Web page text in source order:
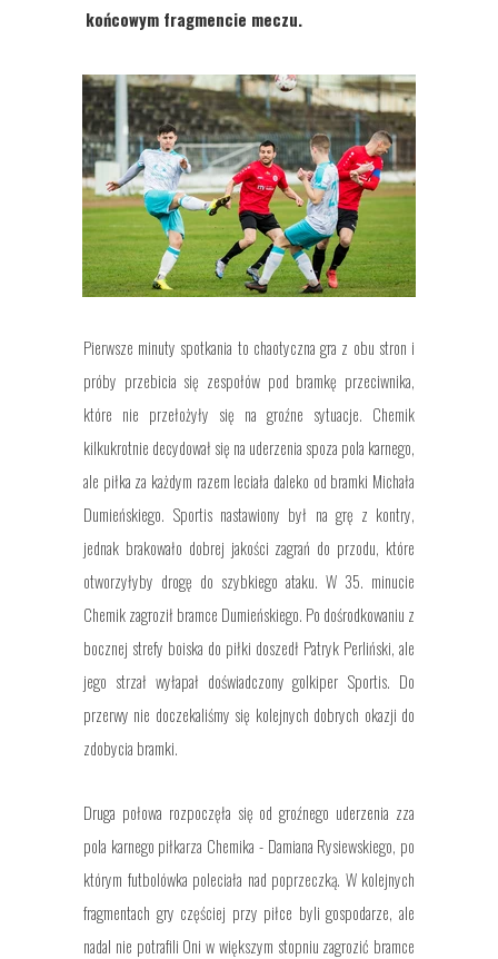
Pierwsze minuty spotkania to chaotyczna gra z obu stron i
próby przebicia się zespołów pod bramkę przeciwnika,
które nie przełożyły się na groźne sytuacje. Chemik
kilkukrotnie decydował się na uderzenia spoza pola karnego,
ale piłka za każdym razem leciała daleko od bramki Michała
Dumieńskiego. Sportis nastawiony był na grę z kontry,
jednak brakowało dobrej jakości zagrań do przodu, które
otworzyłyby drogę do szybkiego ataku. W 35. minucie
Chemik zagroził bramce Dumieńskiego. Po dośrodkowaniu z
bocznej strefy boiska do piłki doszedł Patryk Perliński, ale
jego strzał wyłapał doświadczony golkiper Sportis. Do
przerwy nie doczekaliśmy się kolejnych dobrych okazji do
zdobycia bramki.
Druga połowa rozpoczęła się od groźnego uderzenia zza
pola karnego piłkarza Chemika - Damiana Rysiewskiego, po
którym futbolówka poleciała nad poprzeczką. W kolejnych
fragmentach gry częściej przy piłce byli gospodarze, ale
nadal nie potrafili Oni w większym stopniu zagrozić bramce
końcowym fragmencie meczu.